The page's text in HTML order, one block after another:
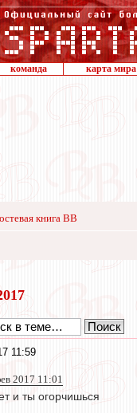
команда карта мира
книга ВВ
11:59
2017 11:01
и ты огорчишься